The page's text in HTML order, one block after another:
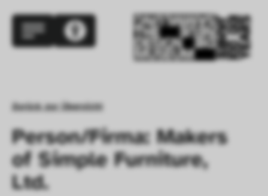
Zurück zur Übersicht
Person/Firma: Makers
of Simple Furniture,
Ltd.